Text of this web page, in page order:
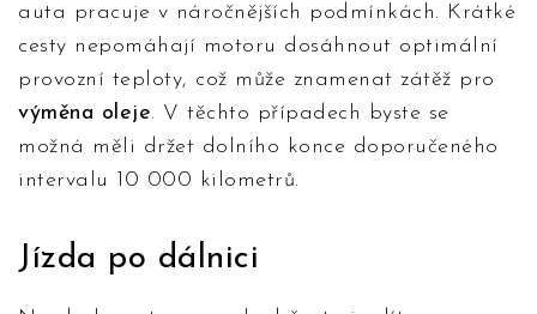
auta pracuje v náročnějších podmínkách. Krátké
cesty nepomáhají motoru dosáhnout optimální
provozní teploty, což může znamenat zátěž pro
výměna oleje. V těchto případech byste se
možná měli držet dolního konce doporučeného
intervalu 10 000 kilometrů.
Jízda po dálnici